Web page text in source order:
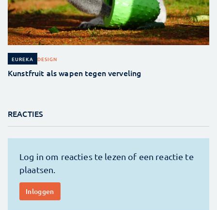
EUREKA DESIGN
Kunstfruit als wapen tegen verveling
REACTIES